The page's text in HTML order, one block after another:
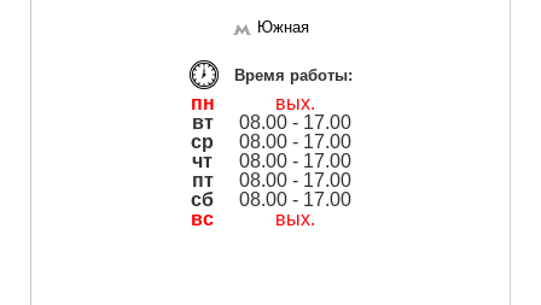
Южная
Время работы:
пн
вых.
вт
08.00 - 17.00
ср
08.00 - 17.00
чт
08.00 - 17.00
пт
08.00 - 17.00
сб
08.00 - 17.00
вс
вых.